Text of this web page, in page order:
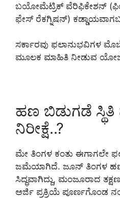
ಬಯೋಮೆಟ್ರಿಕ್ ವೆರಿಫಿಕೇಶನ್
ಫೇಸ್ ರೆಕಗ್ನಿಷನ್)
ಸರ್ಕಾರವು ಫಲಾನುಭವಿಗಳ
ಮೂಲಕ ಮಾಹಿತಿ ನೀಡುವ
ಹಣ ಬಿಡುಗಡೆ ಸ್ಥಿತಿ
ನಿರೀಕ್ಷೆ..?
ಮೇ ತಿಂಗಳ ಕಂತು ಈಗಾಗಲೇ
ಜಮೆಯಾಗಿದೆ. ಜೂನ್ ತಿಂಗಳ ಹಣ
ಸಿದ್ಧವಾಗಿದ್ದು, ಮಂಜೂರಾದ
ಅರ್ಜಿ ಪ್ರಕ್ರಿಯೆ ಪೂರ್ಣಗೊಂಡ